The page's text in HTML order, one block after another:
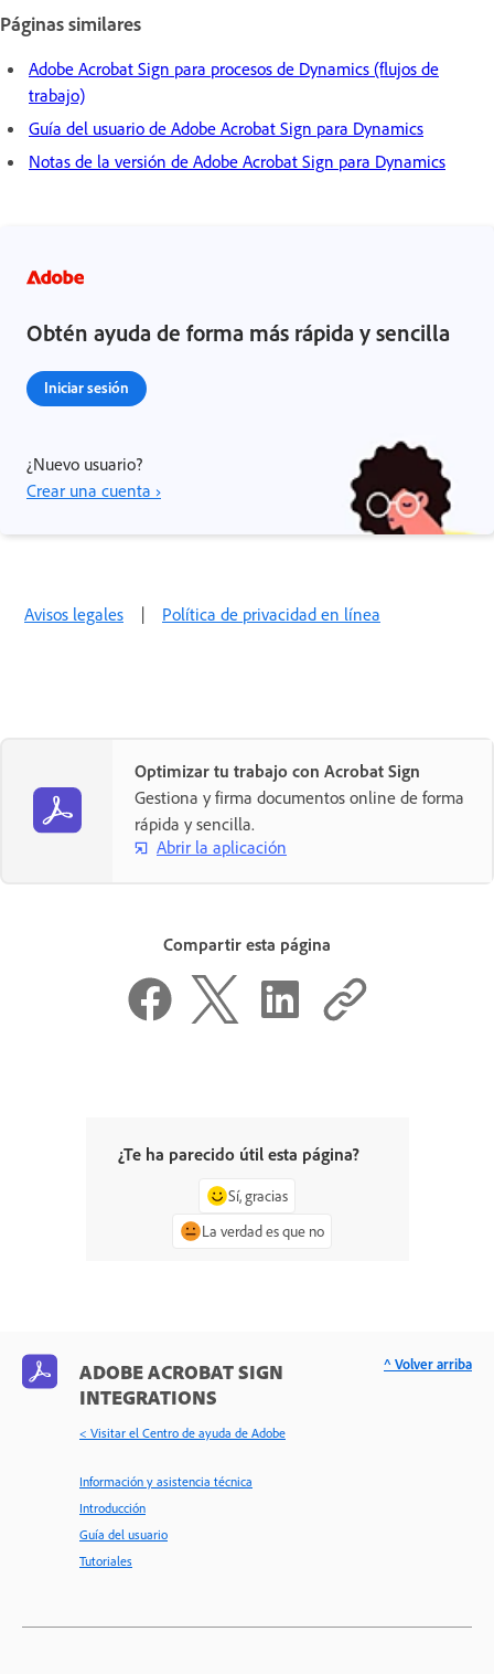
Páginas similares
Adobe Acrobat Sign para procesos de Dynamics (flujos de
trabajo)
Guía del usuario de Adobe Acrobat Sign para Dynamics
Notas de la versión de Adobe Acrobat Sign para Dynamics
Obtén ayuda de forma más rápida y sencilla
Iniciar sesión
¿Nuevo usuario?
Crear una cuenta ›
Avisos legales | Política de privacidad en línea
Optimizar tu trabajo con Acrobat Sign
Gestiona y firma documentos online de forma
rápida y sencilla.
Abrir la aplicación
Compartir esta página
¿Te ha parecido útil esta página?
Sí, gracias
La verdad es que no
ADOBE ACROBAT SIGN
INTEGRATIONS
< Visitar el Centro de ayuda de Adobe
Información y asistencia técnica
Introducción
Guía del usuario
Tutoriales
^ Volver arriba